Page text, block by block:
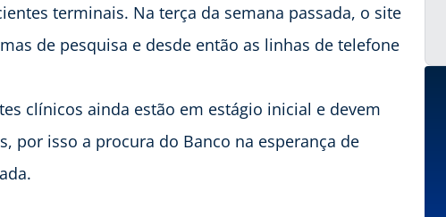
terminais. Na terça da semana passada, o site
de pesquisa e desde então as linhas de telefone
clínicos ainda estão em estágio inicial e devem
por isso a procura do Banco na esperança de